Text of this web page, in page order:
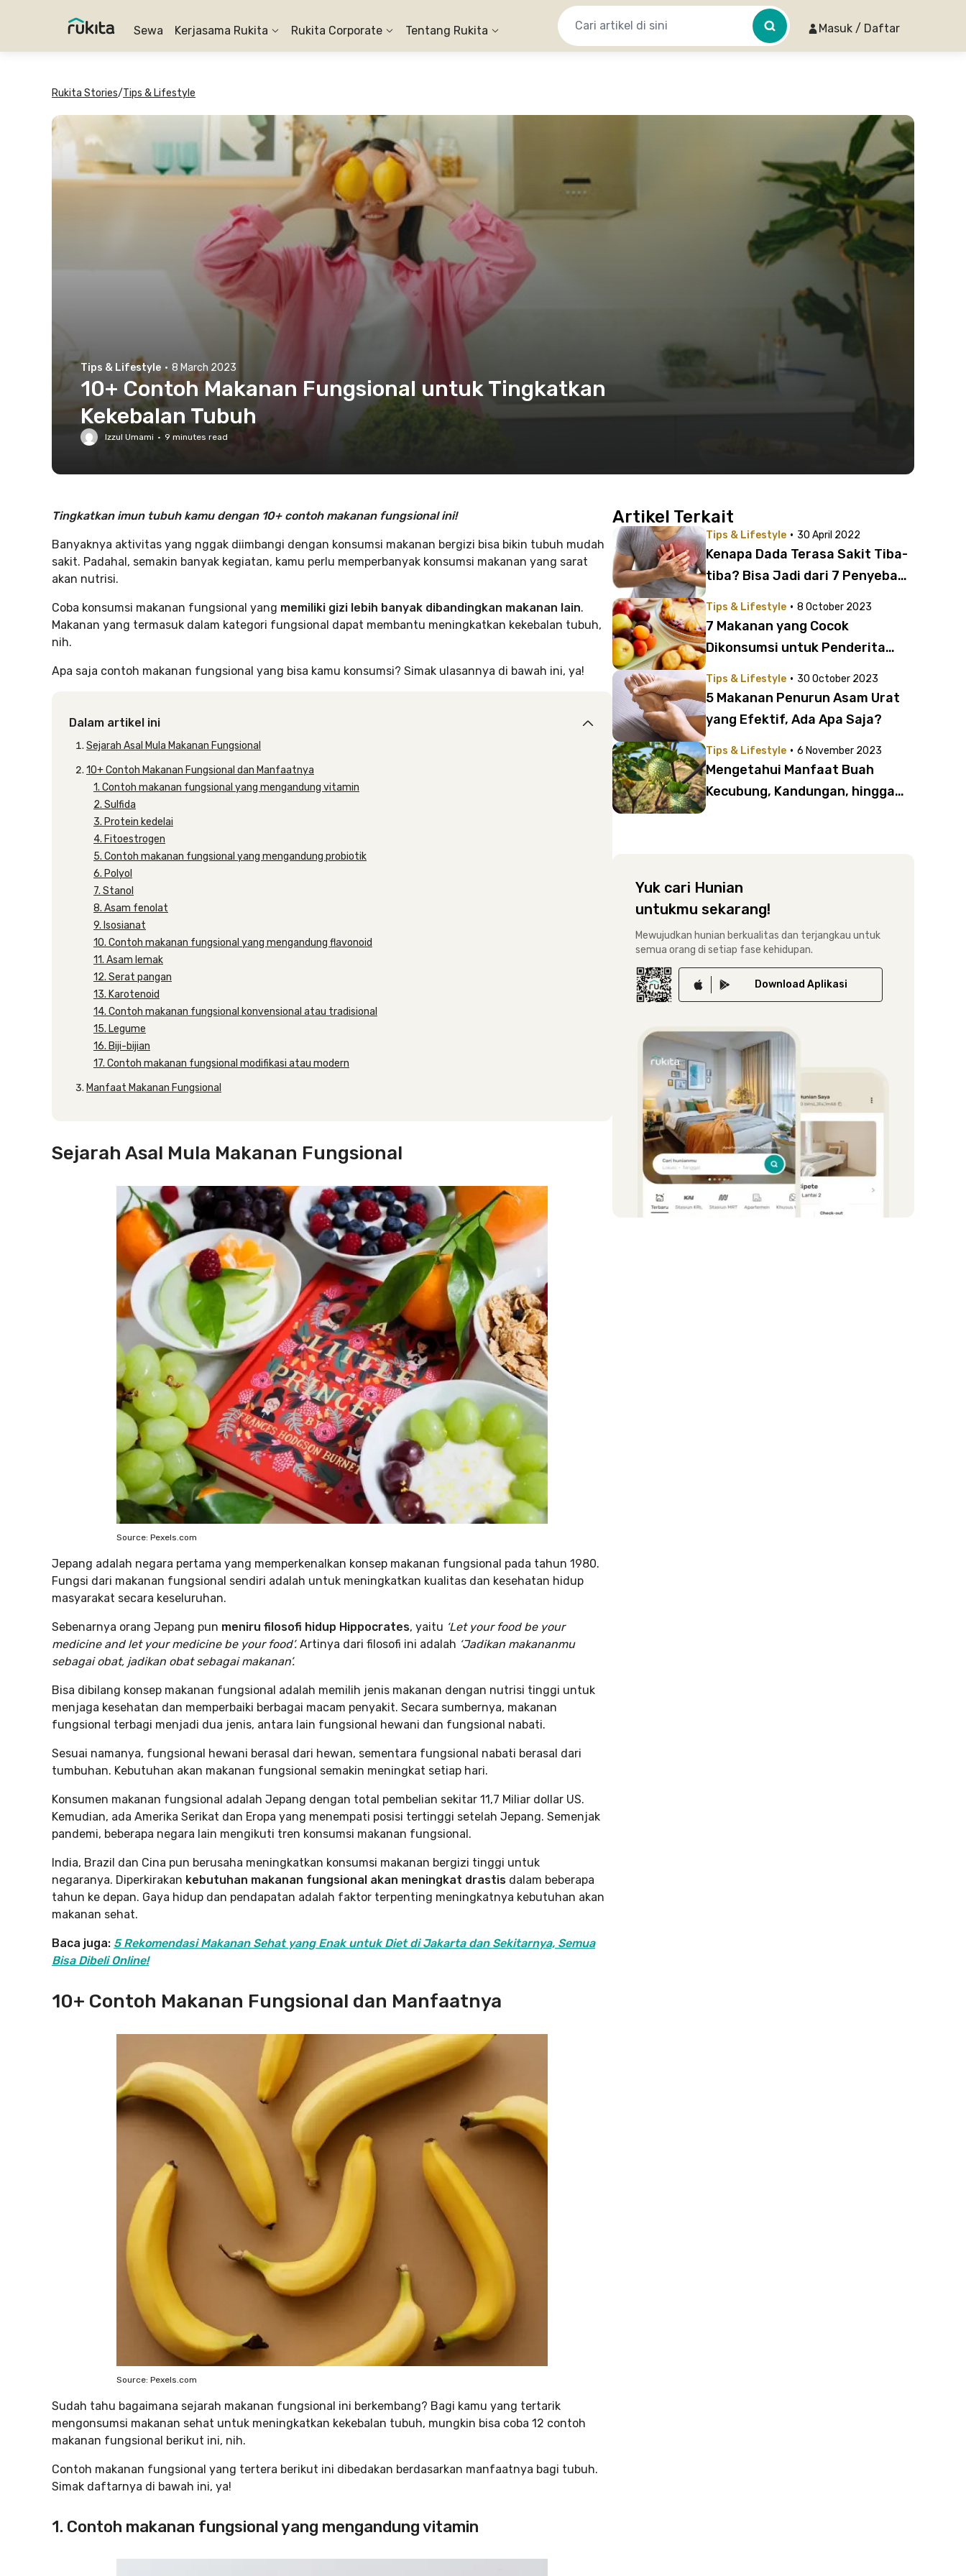
Sewa Kerjasama Rukita Rukita Corporate Tentang Rukita Masuk / Daftar
Rukita Stories/Tips & Lifestyle
Tips & Lifestyle · 8 March 2023
10+ Contoh Makanan Fungsional untuk Tingkatkan
Kekebalan Tubuh
Izzul Umami · 9 minutes read
Tingkatkan imun tubuh kamu dengan 10+ contoh makanan fungsional ini!
Banyaknya aktivitas yang nggak diimbangi dengan konsumsi makanan bergizi bisa bikin tubuh mudah
sakit. Padahal, semakin banyak kegiatan, kamu perlu memperbanyak konsumsi makanan yang sarat
akan nutrisi.
Coba konsumsi makanan fungsional yang memiliki gizi lebih banyak dibandingkan makanan lain.
Makanan yang termasuk dalam kategori fungsional dapat membantu meningkatkan kekebalan tubuh,
nih.
Apa saja contoh makanan fungsional yang bisa kamu konsumsi? Simak ulasannya di bawah ini, ya!
Dalam artikel ini
Sejarah Asal Mula Makanan Fungsional
10+ Contoh Makanan Fungsional dan Manfaatnya
1. Contoh makanan fungsional yang mengandung vitamin
2. Sulfida
3. Protein kedelai
4. Fitoestrogen
5. Contoh makanan fungsional yang mengandung probiotik
6. Polyol
7. Stanol
8. Asam fenolat
9. Isosianat
10. Contoh makanan fungsional yang mengandung flavonoid
11. Asam lemak
12. Serat pangan
13. Karotenoid
14. Contoh makanan fungsional konvensional atau tradisional
15. Legume
16. Biji-bijian
17. Contoh makanan fungsional modifikasi atau modern
Manfaat Makanan Fungsional
Sejarah Asal Mula Makanan Fungsional
Source: Pexels.com
Jepang adalah negara pertama yang memperkenalkan konsep makanan fungsional pada tahun 1980.
Fungsi dari makanan fungsional sendiri adalah untuk meningkatkan kualitas dan kesehatan hidup
masyarakat secara keseluruhan.
Sebenarnya orang Jepang pun meniru filosofi hidup Hippocrates, yaitu ‘Let your food be your
medicine and let your medicine be your food’. Artinya dari filosofi ini adalah ‘Jadikan makananmu
sebagai obat, jadikan obat sebagai makanan’.
Bisa dibilang konsep makanan fungsional adalah memilih jenis makanan dengan nutrisi tinggi untuk
menjaga kesehatan dan memperbaiki berbagai macam penyakit. Secara sumbernya, makanan
fungsional terbagi menjadi dua jenis, antara lain fungsional hewani dan fungsional nabati.
Sesuai namanya, fungsional hewani berasal dari hewan, sementara fungsional nabati berasal dari
tumbuhan. Kebutuhan akan makanan fungsional semakin meningkat setiap hari.
Konsumen makanan fungsional adalah Jepang dengan total pembelian sekitar 11,7 Miliar dollar US.
Kemudian, ada Amerika Serikat dan Eropa yang menempati posisi tertinggi setelah Jepang. Semenjak
pandemi, beberapa negara lain mengikuti tren konsumsi makanan fungsional.
India, Brazil dan Cina pun berusaha meningkatkan konsumsi makanan bergizi tinggi untuk
negaranya. Diperkirakan kebutuhan makanan fungsional akan meningkat drastis dalam beberapa
tahun ke depan. Gaya hidup dan pendapatan adalah faktor terpenting meningkatnya kebutuhan akan
makanan sehat.
Baca juga: 5 Rekomendasi Makanan Sehat yang Enak untuk Diet di Jakarta dan Sekitarnya, Semua
Bisa Dibeli Online!
10+ Contoh Makanan Fungsional dan Manfaatnya
Source: Pexels.com
Sudah tahu bagaimana sejarah makanan fungsional ini berkembang? Bagi kamu yang tertarik
mengonsumsi makanan sehat untuk meningkatkan kekebalan tubuh, mungkin bisa coba 12 contoh
makanan fungsional berikut ini, nih.
Contoh makanan fungsional yang tertera berikut ini dibedakan berdasarkan manfaatnya bagi tubuh.
Simak daftarnya di bawah ini, ya!
1. Contoh makanan fungsional yang mengandung vitamin
Artikel Terkait
Tips & Lifestyle · 30 April 2022
Kenapa Dada Terasa Sakit Tiba-
tiba? Bisa Jadi dari 7 Penyebab
Tips & Lifestyle · 8 October 2023
7 Makanan yang Cocok
Dikonsumsi untuk Penderita
Tips & Lifestyle · 30 October 2023
5 Makanan Penurun Asam Urat
yang Efektif, Ada Apa Saja?
Tips & Lifestyle · 6 November 2023
Mengetahui Manfaat Buah
Kecubung, Kandungan, hingga
Yuk cari Hunian
untukmu sekarang!
Mewujudkan hunian berkualitas dan terjangkau untuk
semua orang di setiap fase kehidupan.
Download Aplikasi